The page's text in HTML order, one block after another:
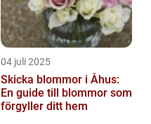
04 juli 2025
Skicka blommor i Åhus:
En guide till blommor som
förgyller ditt hem